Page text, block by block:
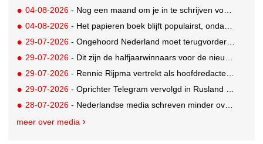
04-08-2026 - Nog een maand om je in te schrijven voor de Mercurs 2026
04-08-2026 - Het papieren boek blijft populairst, ondanks digitale alternatieven
29-07-2026 - Ongehoord Nederland moet terugvordering betalen aan Commissariaat voor de Media
29-07-2026 - Dit zijn de halfjaarwinnaars voor de nieuwe Ster Goede Loeki 2026
29-07-2026 - Rennie Rijpma vertrekt als hoofdredacteur van het AD
29-07-2026 - Oprichter Telegram vervolgd in Rusland voor 'hulp aan terroristen'
28-07-2026 - Nederlandse media schreven minder over dit WK
meer over media